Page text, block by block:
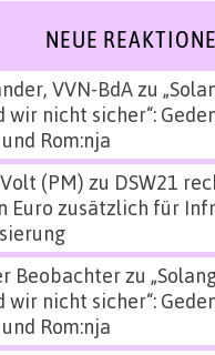
NEUE
VVN-BdAzu
wir nicht sicher“:
Rom:nja
(PM) zu DSW21
Euro zusätzlich für
Beobachterzu
wir nicht sicher“:
Rom:nja